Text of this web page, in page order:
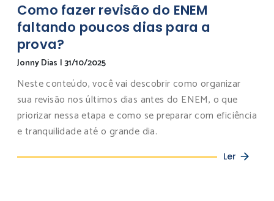
Como fazer revisão do ENEM
faltando poucos dias para a
prova?
Jonny Dias |31/10/2025
Neste conteúdo, você vai descobrir como organizar
sua revisão nos últimos dias antes do ENEM, o que
priorizar nessa etapa e como se preparar com eficiência
e tranquilidade até o grande dia.
Ler